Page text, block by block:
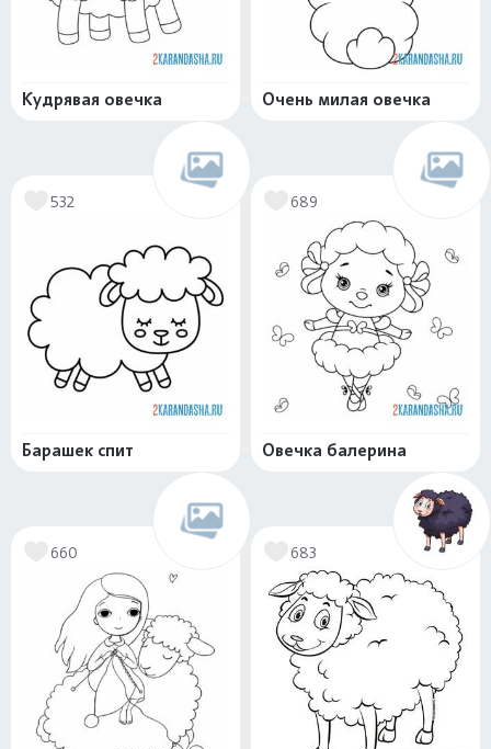
Кудрявая овечка Очень милая овечка
532
Барашек спит
689
Овечка балерина
660 683